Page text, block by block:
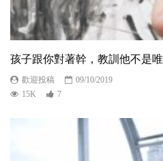
孩子跟你對著幹，教訓他不是
歡迎投稿
09/10/2019
15K
7